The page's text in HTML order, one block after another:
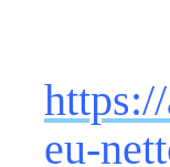
eu-